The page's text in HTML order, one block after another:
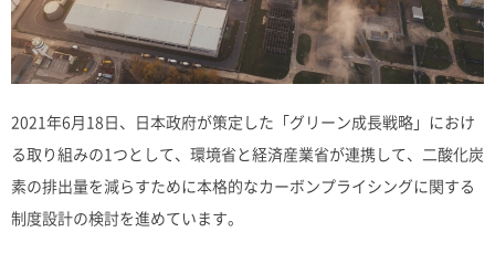
2021年6月18日、日本政府が策定した「グリーン成長戦略」におけ
る取り組みの1つとして、環境省と経済産業省が連携して、二酸化炭
素の排出量を減らすために本格的なカーボンプライシングに関する
制度設計の検討を進めています。